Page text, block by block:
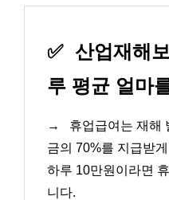
✅ 산업재해
루 평균 얼마
→
휴업급여는 재해
금의 70%를 지급받
하루 10만원이라면
니다.